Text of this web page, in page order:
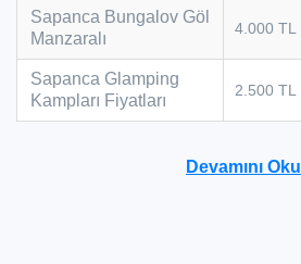
Sapanca Bungalov Göl
Manzaralı
4.000 TL
Sapanca Glamping
Kampları Fiyatları
2.500 TL
Devamını Oku